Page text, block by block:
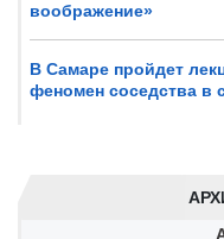
воображение»
В Самаре пройдет
феномен соседства в